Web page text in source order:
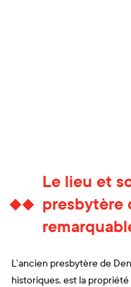
Le lieu et
presbytère
L’ancien presbytère de
historiques, est la